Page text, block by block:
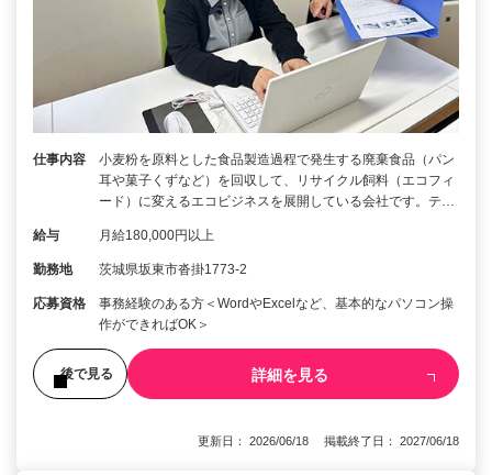
仕事内容
小麦粉を原料とした食品製造過程で発生する廃棄食品（パン
耳や菓子くずなど）を回収して、リサイクル飼料（エコフィ
ード）に変えるエコビジネスを展開している会社です。テ…
給与 月給180,000円以上
勤務地 茨城県坂東市沓掛1773-2
応募資格
事務経験のある方＜WordやExcelなど、基本的なパソコン操
作ができればOK＞
後で見る 詳細を見る
更新日： 2026/06/18 掲載終了日： 2027/06/18